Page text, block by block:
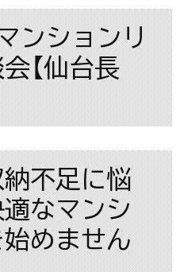
ンションリ
【仙台長
不足に悩
なマンシ
めません